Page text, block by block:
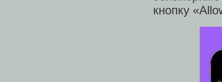
кнопку